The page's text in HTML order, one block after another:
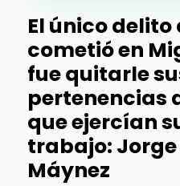
El único delito
cometió en
fue quitarle
pertenencias
que ejercían
trabajo:
Máynez